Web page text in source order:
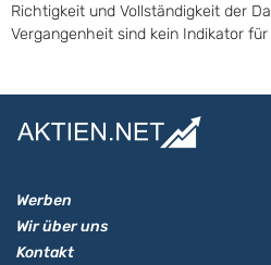
Richtigkeit und Vollständigkeit der
Vergangenheit sind kein Indikator
Werben
Wir über uns
Kontakt